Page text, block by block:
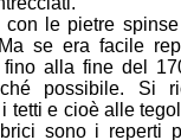
con le pietre
se era facile
fino alla fine del
possibile. Si
tetti e cioè alle
sono i reperti